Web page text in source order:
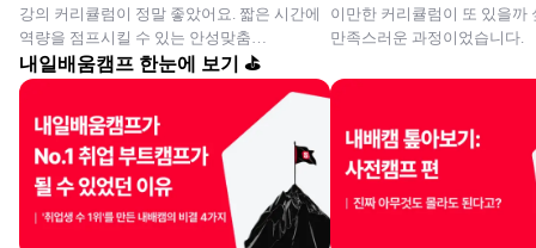
강의 커리큘럼이 정말 좋았어요. 짧은 시간에
역량을 점프시킬 수 있는 안성맞춤
교육이였습니다.
이만한 커리큘럼이 또 있을까
만족스러운 과정이었습니다.
내일배움캠프 한눈에 보기 ⛳